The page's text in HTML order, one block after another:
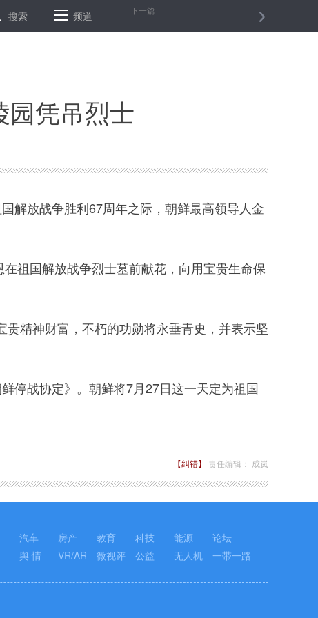
人民币市场汇价（7月27日） 重庆粮食集团整改记：从规范一把手用
搜索 频道 下一篇
园凭吊烈士
放战争胜利67周年之际，朝鲜最高领导人金
祖国解放战争烈士墓前献花，向用宝贵生命保
精神财富，不朽的功勋将永垂青史，并表示坚
战协定》。朝鲜将7月27日这一天定为祖国
【纠错】 责任编辑： 成岚
汽车 房产 教育 科技 能源
论坛
舆 情 VR/AR 微视评 公益 无人机 一带一路